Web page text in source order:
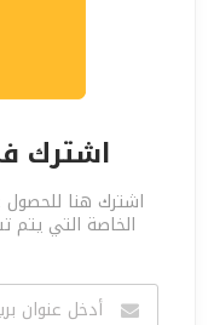
اشترك
اشترك هنا للحصول
الخاصة التي يتم